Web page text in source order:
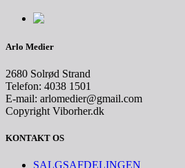
Arlo Medier
2680 Solrød Strand
Telefon: 4038 1501
E-mail: arlomedier@gmail.com
Copyright Viborher.dk
KONTAKT OS
SALGSAFDELINGEN